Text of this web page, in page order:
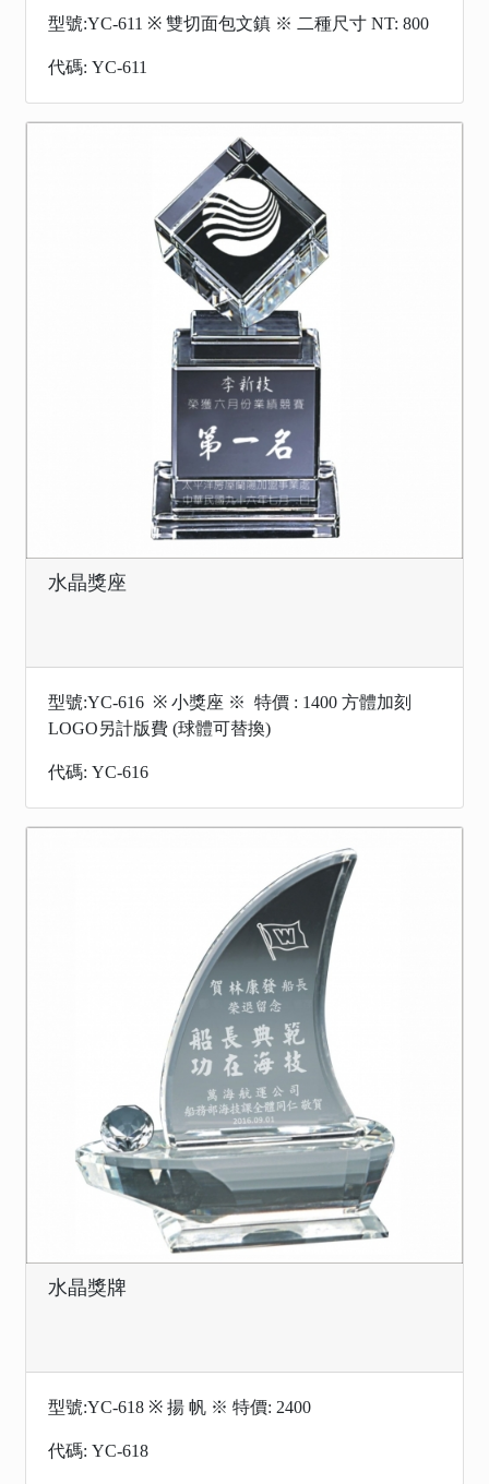
型號:YC-611 ※ 雙切面包文鎮 ※ 二種尺寸 NT: 800
代碼: YC-611
水晶獎座
型號:YC-616 ※ 小獎座 ※ 特價 : 1400 方體加刻
LOGO另計版費 (球體可替換)
代碼: YC-616
水晶獎牌
型號:YC-618 ※ 揚 帆 ※ 特價: 2400
代碼: YC-618